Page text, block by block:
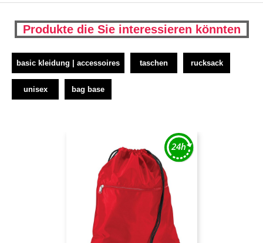
Produkte die Sie interessieren könnten
basic kleidung | accessoires taschen rucksack
unisex bag base